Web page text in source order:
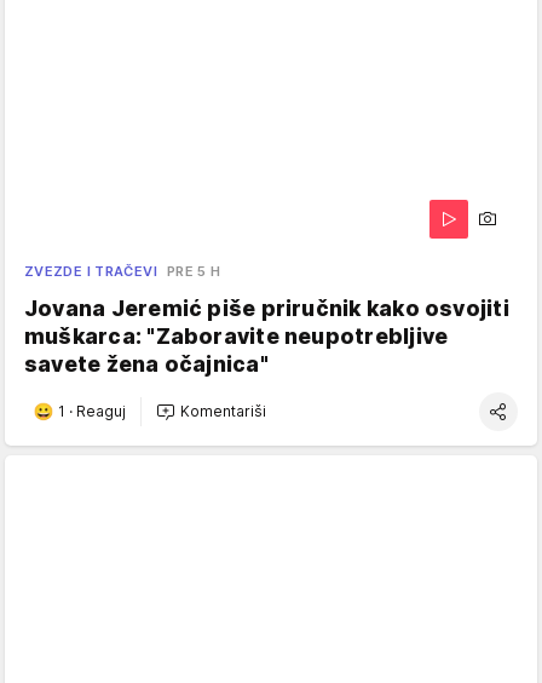
ZVEZDE I TRAČEVI PRE 5 H
Jovana Jeremić piše priručnik kako osvojiti
muškarca: "Zaboravite neupotrebljive
savete žena očajnica"
1 · Reaguj Komentariši